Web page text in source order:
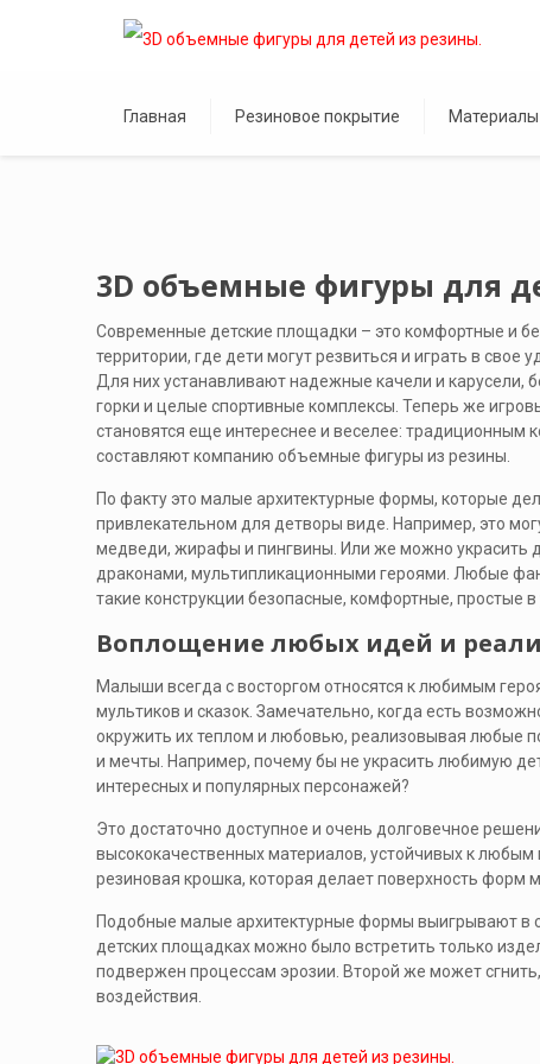
Главная Резиновое покрытие Материалы
3D объемные фигуры для
Современные детские площадки – это комфортные и
территории, где дети могут резвиться и играть в свое
Для них устанавливают надежные качели и карусели,
горки и целые спортивные комплексы. Теперь же
становятся еще интереснее и веселее: традиционным
составляют компанию объемные фигуры из резины.
По факту это малые архитектурные формы, которые
привлекательном для детворы виде. Например, это
медведи, жирафы и пингвины. Или же можно украсить
драконами, мультипликационными героями. Любые
такие конструкции безопасные, комфортные, простые
Воплощение любых идей и
Малыши всегда с восторгом относятся к любимым
мультиков и сказок. Замечательно, когда есть
окружить их теплом и любовью, реализовывая любые
и мечты. Например, почему бы не украсить любимую
интересных и популярных персонажей?
Это достаточно доступное и очень долговечное
высококачественных материалов, устойчивых к
резиновая крошка, которая делает поверхность форм
Подобные малые архитектурные формы выигрывают в
детских площадках можно было встретить только
подвержен процессам эрозии. Второй же может
воздействия.